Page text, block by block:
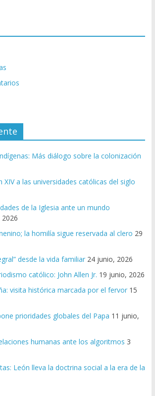
Más diálogo sobre la colonización
XIV a las universidades católicas del siglo
de la Iglesia ante un mundo
la homilía sigue reservada al clero 29
desde la vida familiar 24 junio, 2026
católico: John Allen Jr. 19 junio, 2026
visita histórica marcada por el fervor 15
prioridades globales del Papa 11 junio,
humanas ante los algoritmos 3
León lleva la doctrina social a la era de la